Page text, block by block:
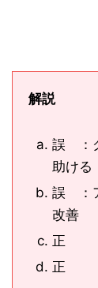
解説
誤 ：
助ける
誤 ：
改善
正
正